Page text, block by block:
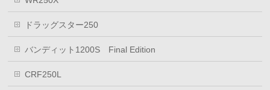
ドラッグスター250
バンディット1200S Final Edition
CRF250L